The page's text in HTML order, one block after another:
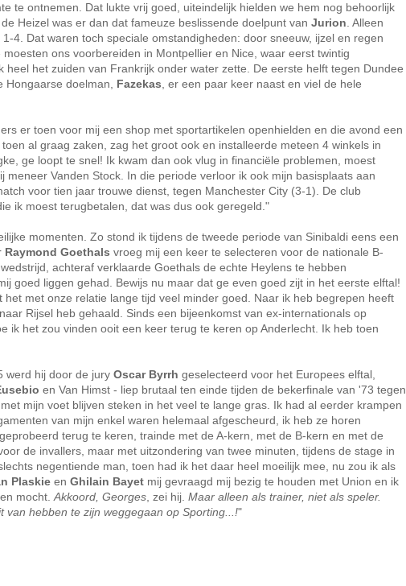
te ontnemen. Dat lukte vrij goed, uiteindelijk hielden we hem nog behoorlijk
Heizel was er dan dat fameuze beslissende doelpunt van Jurion . Alleen
4. Dat waren toch speciale omstandigheden: door sneeuw, ijzel en regen
ons voorbereiden in Montpellier en Nice, waar eerst twintig
het zuiden van Frankrijk onder water zette. De eerste helft tegen Dundee
doelman, Fazekas , er een paar keer naast en viel de hele
er toen voor mij een shop met sportartikelen openhielden en die avond een
al graag zaken, zag het groot ook en installeerde meteen 4 winkels in
ge loopt te snel! Ik kwam dan ook vlug in financiële problemen, moest
Vanden Stock. In die periode verloor ik ook mijn basisplaats aan
voor tien jaar trouwe dienst, tegen Manchester City (3-1). De club
ik moest terugbetalen, dat was dus ook geregeld."
momenten. Zo stond ik tijdens de tweede periode van Sinibaldi eens een
Raymond Goethals vroeg mij een keer te selecteren voor de nationale B-
achteraf verklaarde Goethals de echte Heylens te hebben
goed liggen gehad. Bewijs nu maar dat ge even goed zijt in het eerste elftal!
met onze relatie lange tijd veel minder goed. Naar ik heb begrepen heeft
naar Rijsel heb gehaald. Sinds een bijeenkomst van ex-internationals op
ik het zou vinden ooit een keer terug te keren op Anderlecht. Ik heb toen
werd hij door de jury Oscar Byrrh geselecteerd voor het Europees elftal,
en Van Himst - liep brutaal ten einde tijden de bekerfinale van '73 tegen
mijn voet blijven steken in het veel te lange gras. Ik had al eerder krampen
van mijn enkel waren helemaal afgescheurd, ik heb ze horen
geprobeerd terug te keren, trainde met de A-kern, met de B-kern en met de
de invallers, maar met uitzondering van twee minuten, tijdens de stage in
negentiende man, toen had ik het daar heel moeilijk mee, nu zou ik als
Plaskie en Ghilain Bayet mij gevraagd mij bezig te houden met Union en ik
mocht. Akkoord, Georges , zei hij. Maar alleen als trainer, niet als speler.
van hebben te zijn weggegaan op Sporting...!"